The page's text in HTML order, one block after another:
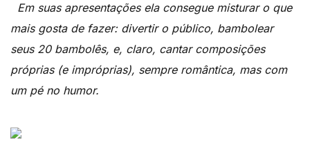
Em suas apresentações ela consegue misturar o que
mais gosta de fazer: divertir o público, bambolear
seus 20 bambolês, e, claro, cantar composições
próprias (e impróprias), sempre romântica, mas com
um pé no humor.